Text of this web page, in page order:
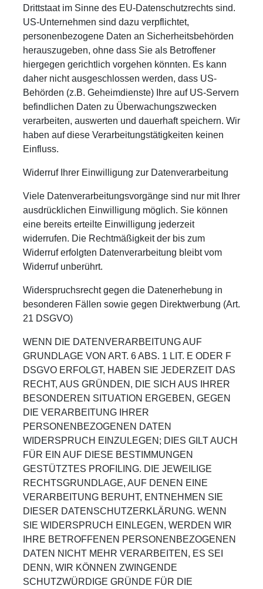
Drittstaat im Sinne des EU-Datenschutzrechts sind.
US-Unternehmen sind dazu verpflichtet,
personenbezogene Daten an Sicherheitsbehörden
herauszugeben, ohne dass Sie als Betroffener
hiergegen gerichtlich vorgehen könnten. Es kann
daher nicht ausgeschlossen werden, dass US-
Behörden (z.B. Geheimdienste) Ihre auf US-Servern
befindlichen Daten zu Überwachungszwecken
verarbeiten, auswerten und dauerhaft speichern. Wir
haben auf diese Verarbeitungstätigkeiten keinen
Einfluss.
Widerruf Ihrer Einwilligung zur Datenverarbeitung
Viele Datenverarbeitungsvorgänge sind nur mit Ihrer
ausdrücklichen Einwilligung möglich. Sie können
eine bereits erteilte Einwilligung jederzeit
widerrufen. Die Rechtmäßigkeit der bis zum
Widerruf erfolgten Datenverarbeitung bleibt vom
Widerruf unberührt.
Widerspruchsrecht gegen die Datenerhebung in
besonderen Fällen sowie gegen Direktwerbung (Art.
21 DSGVO)
WENN DIE DATENVERARBEITUNG AUF
GRUNDLAGE VON ART. 6 ABS. 1 LIT. E ODER F
DSGVO ERFOLGT, HABEN SIE JEDERZEIT DAS
RECHT, AUS GRÜNDEN, DIE SICH AUS IHRER
BESONDEREN SITUATION ERGEBEN, GEGEN
DIE VERARBEITUNG IHRER
PERSONENBEZOGENEN DATEN
WIDERSPRUCH EINZULEGEN; DIES GILT AUCH
FÜR EIN AUF DIESE BESTIMMUNGEN
GESTÜTZTES PROFILING. DIE JEWEILIGE
RECHTSGRUNDLAGE, AUF DENEN EINE
VERARBEITUNG BERUHT, ENTNEHMEN SIE
DIESER DATENSCHUTZERKLÄRUNG. WENN
SIE WIDERSPRUCH EINLEGEN, WERDEN WIR
IHRE BETROFFENEN PERSONENBEZOGENEN
DATEN NICHT MEHR VERARBEITEN, ES SEI
DENN, WIR KÖNNEN ZWINGENDE
SCHUTZWÜRDIGE GRÜNDE FÜR DIE